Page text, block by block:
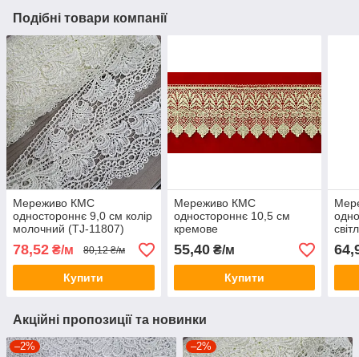
Подібні товари компанії
Мереживо КМС
одностороннє 9,0 см колір
молочний (TJ-11807)
78,52 ₴/м 80,12 ₴/м
Купити
Мереживо КМС
одностороннє 10,5 см
кремове
55,40₴/м
Купити
Акційні пропозиції та новинки
–2% –2%